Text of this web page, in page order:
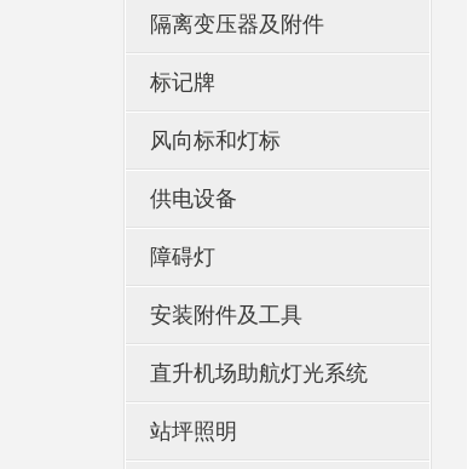
隔离变压器及附件
标记牌
风向标和灯标
供电设备
障碍灯
安装附件及工具
直升机场助航灯光系统
站坪照明